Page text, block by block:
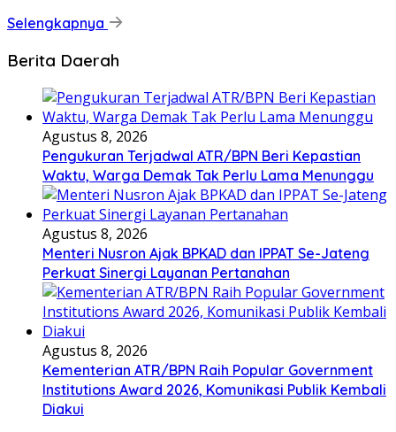
Selengkapnya
Berita Daerah
Agustus 8, 2026
Pengukuran Terjadwal ATR/BPN Beri Kepastian
Waktu, Warga Demak Tak Perlu Lama Menunggu
Agustus 8, 2026
Menteri Nusron Ajak BPKAD dan IPPAT Se-Jateng
Perkuat Sinergi Layanan Pertanahan
Agustus 8, 2026
Kementerian ATR/BPN Raih Popular Government
Institutions Award 2026, Komunikasi Publik Kembali
Diakui